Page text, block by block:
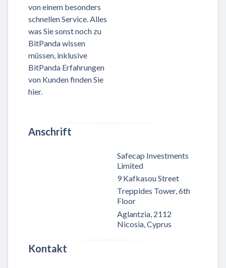
von einem besonders
schnellen Service. Alles
was Sie sonst noch zu
BitPanda wissen
müssen, inklusive
BitPanda Erfahrungen
von Kunden finden Sie
hier.
Anschrift
Safecap Investments
Limited
9 Kafkasou Street
Treppides Tower, 6th
Floor
Aglantzia, 2112
Nicosia, Cyprus
Kontakt